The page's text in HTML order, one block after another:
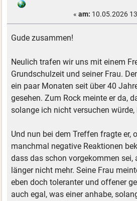
« am: 10.05.2026
Gude zusammen!
Neulich trafen wir uns mit einem
Grundschulzeit und seiner Frau.
ein paar Monaten seit über 40
gesehen. Zum Rock meinte er da,
solange ich nicht versuchen würde,
Und nun bei dem Treffen fragte er,
manchmal negative Reaktionen
dass das schon vorgekommen sei,
länger nicht mehr. Seine Frau
eben doch toleranter und offener
auch egal, was einer anhabe,